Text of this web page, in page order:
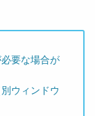
要な場合が
別ウィンドウ